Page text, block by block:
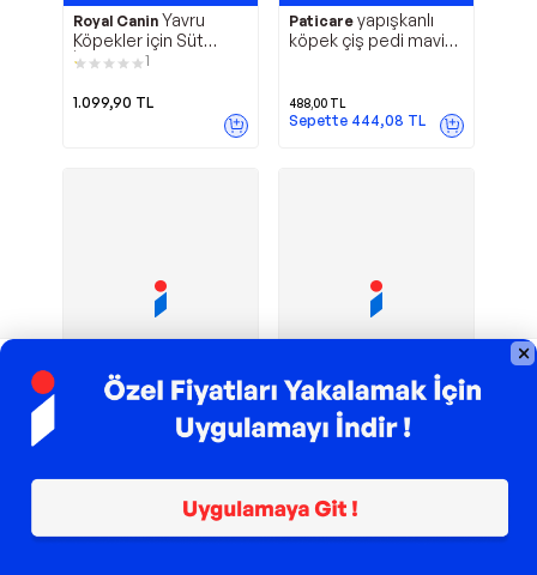
Royal Canin Yavru
Köpekler için Süt
İkame Maması 400g
1
1.099,90 TL
Paticare yapışkanlı
köpek çiş pedi mavi
488,00 TL
Sepette 444,08 TL
TROY ile 200 TL İndirim
6x30 180 Adet
TROY ile 200 TL İndirim
Bio PetActive
Gr